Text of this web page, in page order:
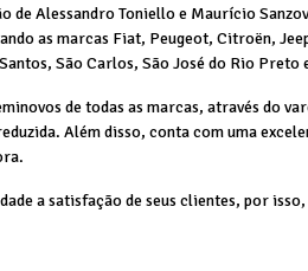
de Alessandro Toniello e Maurício
as marcas Fiat, Peugeot, Citroën,
São Carlos, São José do Rio Preto
de todas as marcas, através do
Além disso, conta com uma
a satisfação de seus clientes, por